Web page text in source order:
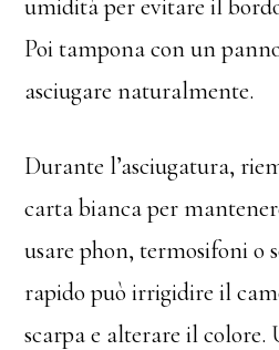
umidità per evitare il
Poi tampona con un
asciugare naturalmente.
Durante l’asciugatura,
carta bianca per
usare phon, termosifoni o
rapido può irrigidire il
scarpa e alterare il colore.